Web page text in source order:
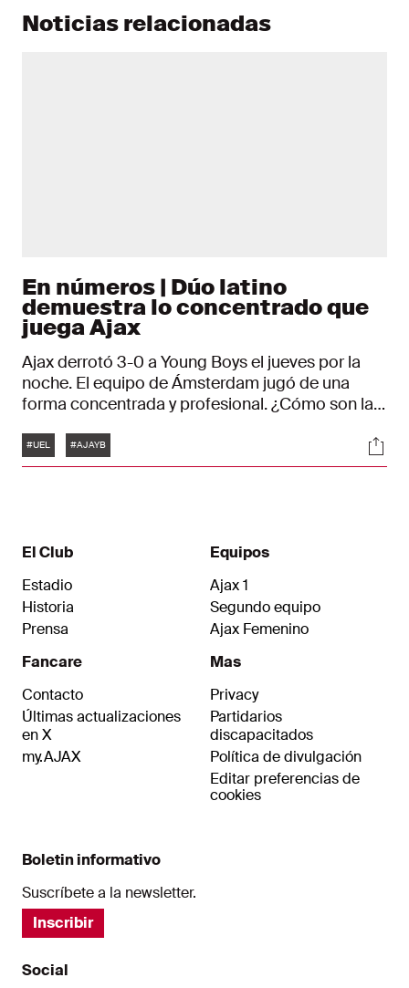
Noticias relacionadas
En números | Dúo latino
demuestra lo concentrado que
juega Ajax
Ajax derrotó 3-0 a Young Boys el jueves por la
noche. El equipo de Ámsterdam jugó de una
forma concentrada y profesional. ¿Cómo son las
increíble dúo Álvarez – Martínez?
Etiquetas
#UEL #AJAYB
El Club
Estadio
Historia
Prensa
Fancare
Contacto
Últimas actualizaciones
en X
my.AJAX
Equipos
Ajax 1
Segundo equipo
Ajax Femenino
Mas
Privacy
Partidarios
discapacitados
Política de divulgación
Editar preferencias de
cookies
Boletin informativo
Suscríbete a la newsletter.
Inscribir
Social